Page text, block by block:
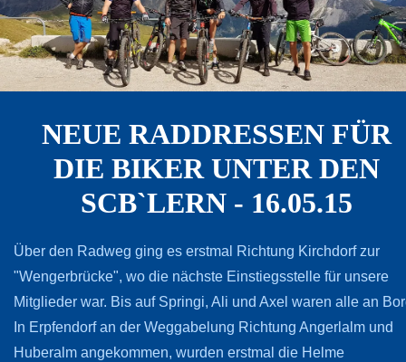
NEUE RADDRESSEN FÜR
DIE BIKER UNTER DEN
SCB`LERN - 16.05.15
Über den Radweg ging es erstmal Richtung Kirchdorf zur
"Wengerbrücke", wo die nächste Einstiegsstelle für unsere
Mitglieder war. Bis auf Springi, Ali und Axel waren alle an
In Erpfendorf an der Weggabelung Richtung Angerlalm und
Huberalm angekommen, wurden erstmal die Helme